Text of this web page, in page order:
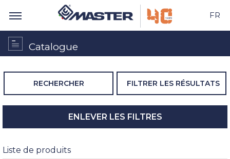
FR
Catalogue
RECHERCHER FILTRER LES RÉSULTATS
ENLEVER LES FILTRES
Liste de produits